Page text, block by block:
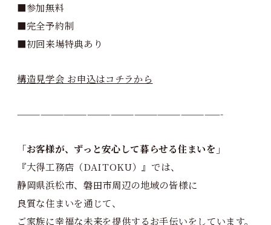
■参加無料
■完全予約制
■初回来場特典あり
構造見学会 お申込はコチラから
——————————————————————————-
「お客様が、ずっと安心して暮らせる住まいを」
『大得工務店（DAITOKU）』では、
静岡県浜松市、磐田市周辺の地域の皆様に
良質な住まいを通じて、
ご家族に幸福な未来を提供するお手伝いをしています。